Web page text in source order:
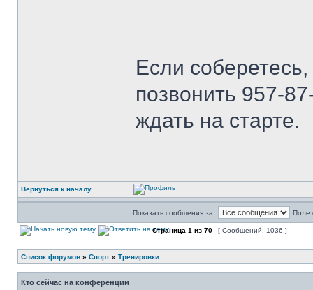
Если
позвонить 957-
ждать на старте.
Вернуться к началу
Показать сообщения за: Поле
Страница 1 из 70 [ Сообщений: 1036 ]
Список форумов » Спорт » Тренировки
Кто сейчас на конференции